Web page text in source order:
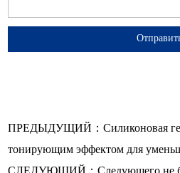
ПРЕДЫДУЩИЙ：Силиконовая
тонирующим эффектом для